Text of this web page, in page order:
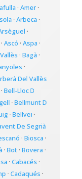
· Amer·
· Arbeca ·
·
· Ascó · Aspa ·
· Bagà ·
·
Del Vallès
· Bell-Lloc D
· Bellmunt D
· Bellvei ·
De Segrià
· Biosca ·
· Bot· Bovera ·
· Cabacés ·
· Cadaqués ·